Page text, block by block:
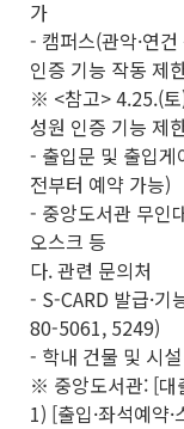
가
- 캠퍼스(관악·연
인증 기능 작동 제
※ <참고> 4.25.(토
성원 인증 기능 제
- 출입문 및 출입게
전부터 예약 가능)
- 중앙도서관 무인
오스크 등
다. 관련 문의처
- S-CARD 발급·
80-5061, 5249)
- 학내 건물 및 시
※ 중앙도서관: [대
1) [출입·좌석예약